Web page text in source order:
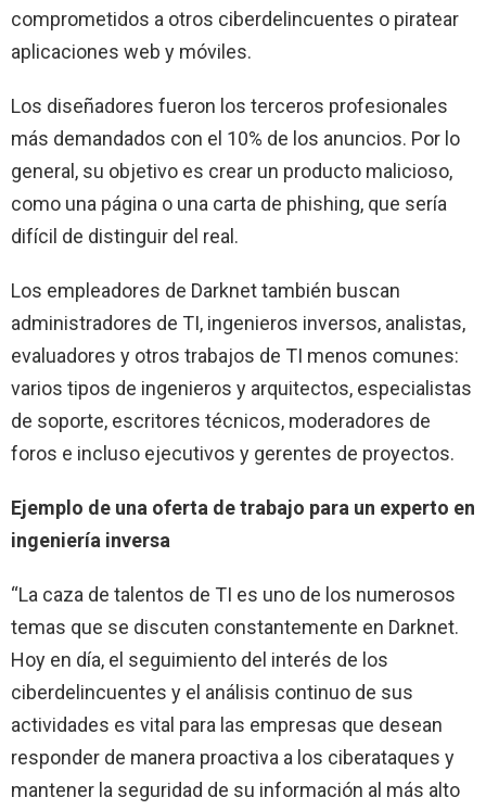
comprometidos a otros ciberdelincuentes o piratear
aplicaciones web y móviles.
Los diseñadores fueron los terceros profesionales
más demandados con el 10% de los anuncios. Por lo
general, su objetivo es crear un producto malicioso,
como una página o una carta de phishing, que sería
difícil de distinguir del real.
Los empleadores de Darknet también buscan
administradores de TI, ingenieros inversos, analistas,
evaluadores y otros trabajos de TI menos comunes:
varios tipos de ingenieros y arquitectos, especialistas
de soporte, escritores técnicos, moderadores de
foros e incluso ejecutivos y gerentes de proyectos.
Ejemplo de una oferta de trabajo para un experto en
ingeniería inversa
“La caza de talentos de TI es uno de los numerosos
temas que se discuten constantemente en Darknet.
Hoy en día, el seguimiento del interés de los
ciberdelincuentes y el análisis continuo de sus
actividades es vital para las empresas que desean
responder de manera proactiva a los ciberataques y
mantener la seguridad de su información al más alto